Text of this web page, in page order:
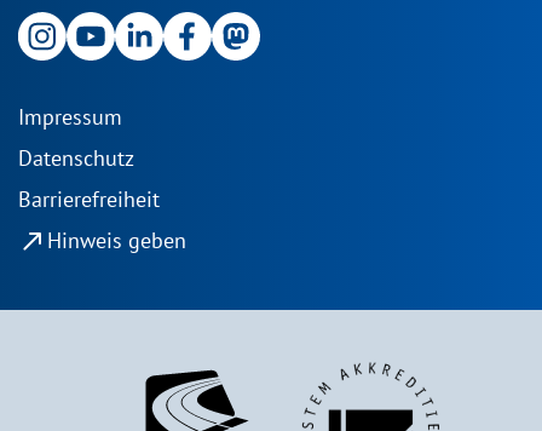
Impressum
Datenschutz
Barrierefreiheit
north_east Hinweis geben